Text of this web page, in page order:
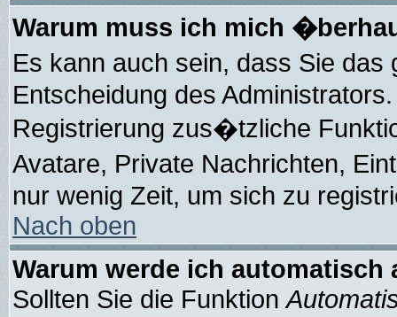
Warum muss ich mich
Es kann auch sein, dass Sie
Entscheidung des
Registrierung zus�tzliche
Avatare, Private Nachrichten,
nur wenig Zeit, um sich zu
Nach oben
Warum werde ich automatisch
Sollten Sie die Funktion